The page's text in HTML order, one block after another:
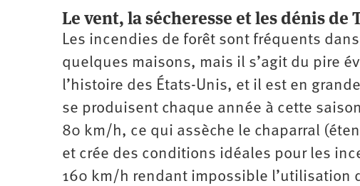
Le vent, la sécheresse et les dénis de
Les incendies de forêt sont fréquents
quelques maisons, mais il s’agit du pire
l’histoire des États-Unis, et il est en
se produisent chaque année à cette
80 km/h, ce qui assèche le chaparral
et crée des conditions idéales pour les
160 km/h rendant impossible l’utilisation